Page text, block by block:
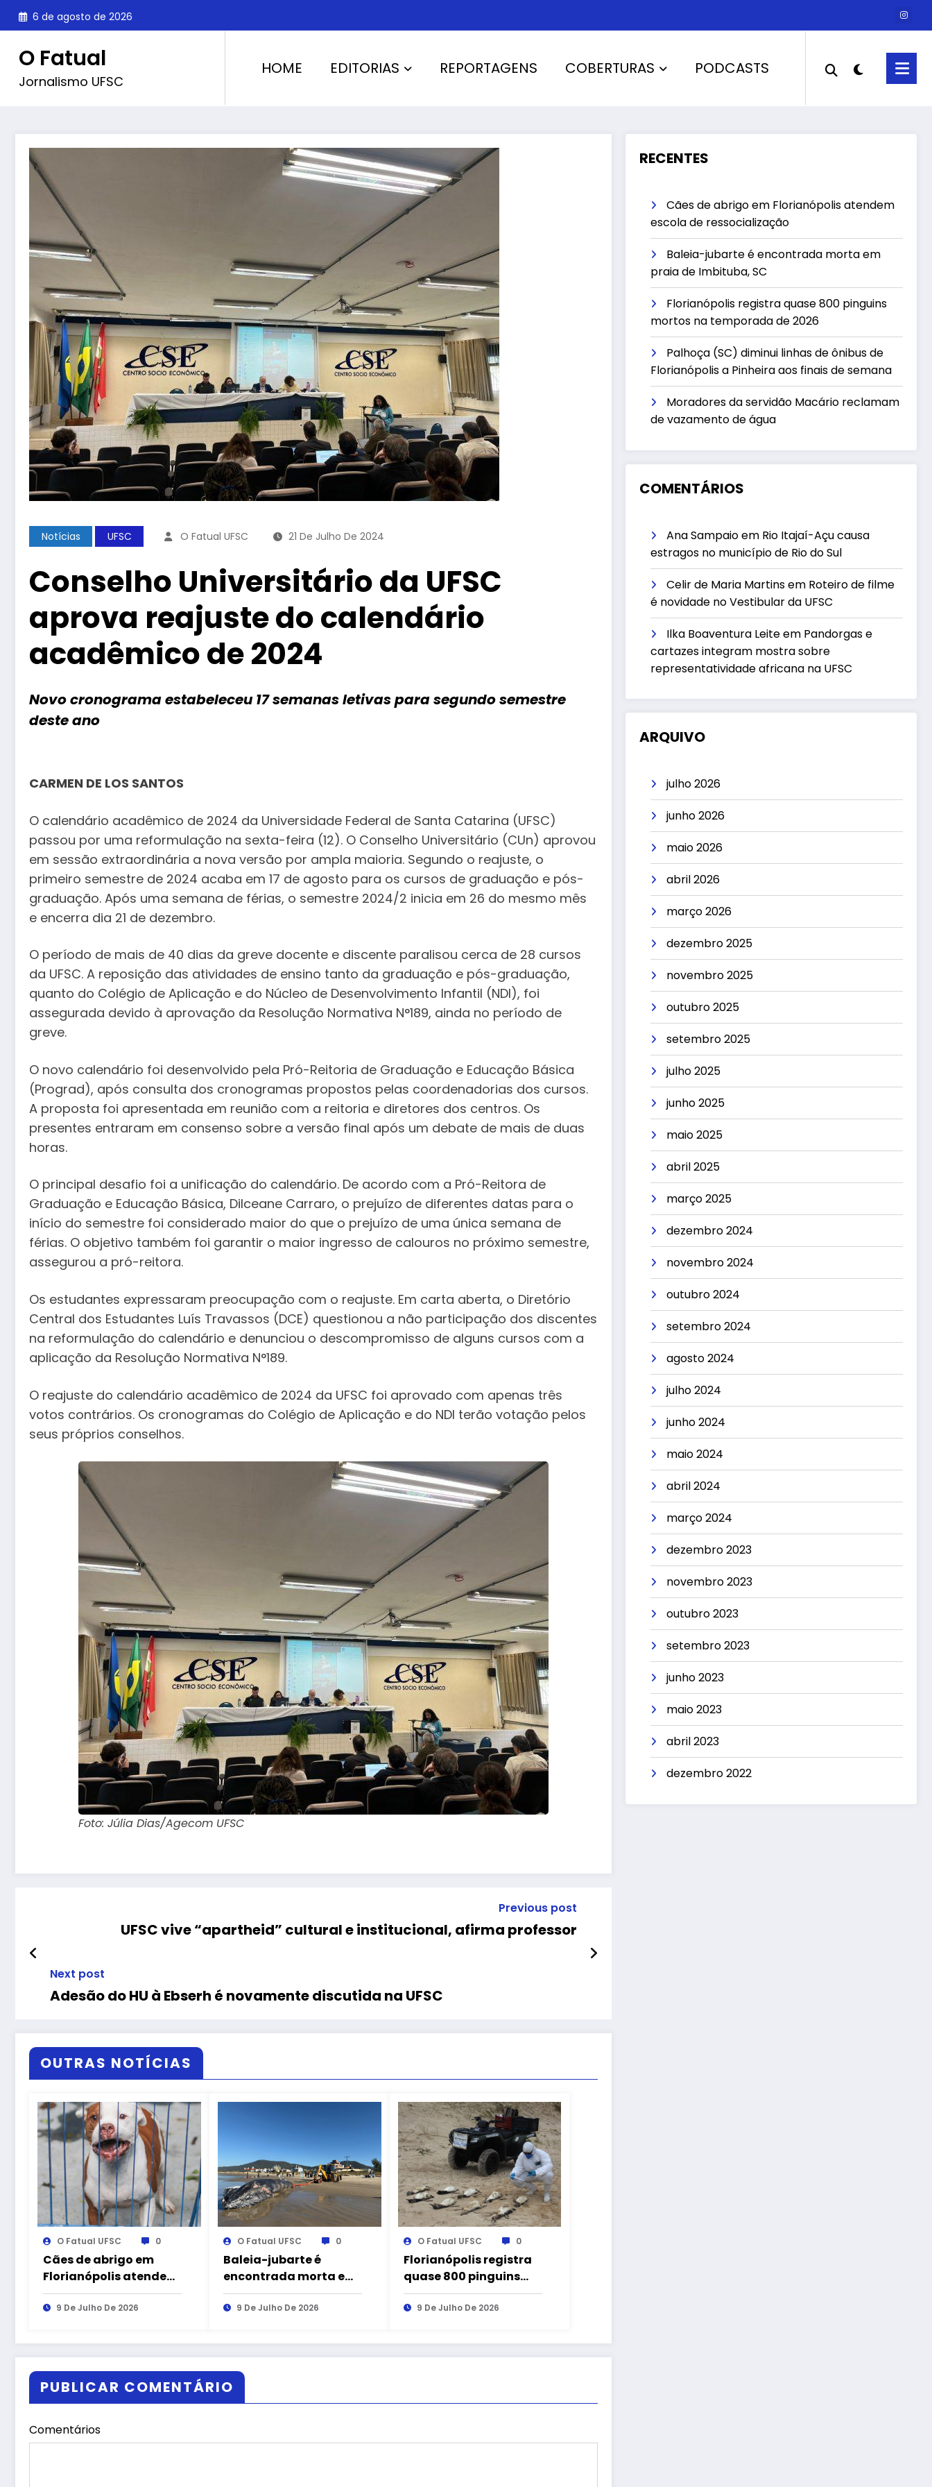
Pular
para
conteúdo
6 de agosto de 2026
O Fatual
Jornalismo UFSC
HOME EDITORIAS REPORTAGENS COBERTURAS PODCASTS
Notícias UFSC O Fatual UFSC 21 De Julho De 2024
Conselho Universitário da UFSC
aprova reajuste do calendário
acadêmico de 2024
Novo cronograma estabeleceu 17 semanas letivas para segundo semestre
deste ano
CARMEN DE LOS SANTOS
O calendário acadêmico de 2024 da Universidade Federal de Santa Catarina (UFSC)
passou por uma reformulação na sexta-feira (12). O Conselho Universitário (CUn) aprovou
em sessão extraordinária a nova versão por ampla maioria. Segundo o reajuste, o
primeiro semestre de 2024 acaba em 17 de agosto para os cursos de graduação e pós-
graduação. Após uma semana de férias, o semestre 2024/2 inicia em 26 do mesmo mês
e encerra dia 21 de dezembro.
O período de mais de 40 dias da greve docente e discente paralisou cerca de 28 cursos
da UFSC. A reposição das atividades de ensino tanto da graduação e pós-graduação,
quanto do Colégio de Aplicação e do Núcleo de Desenvolvimento Infantil (NDI), foi
assegurada devido à aprovação da Resolução Normativa N°189, ainda no período de
greve.
O novo calendário foi desenvolvido pela Pró-Reitoria de Graduação e Educação Básica
(Prograd), após consulta dos cronogramas propostos pelas coordenadorias dos cursos.
A proposta foi apresentada em reunião com a reitoria e diretores dos centros. Os
presentes entraram em consenso sobre a versão final após um debate de mais de duas
horas.
O principal desafio foi a unificação do calendário. De acordo com a Pró-Reitora de
Graduação e Educação Básica, Dilceane Carraro, o prejuízo de diferentes datas para o
início do semestre foi considerado maior do que o prejuízo de uma única semana de
férias. O objetivo também foi garantir o maior ingresso de calouros no próximo semestre,
assegurou a pró-reitora.
Os estudantes expressaram preocupação com o reajuste. Em carta aberta, o Diretório
Central dos Estudantes Luís Travassos (DCE) questionou a não participação dos discentes
na reformulação do calendário e denunciou o descompromisso de alguns cursos com a
aplicação da Resolução Normativa N°189.
O reajuste do calendário acadêmico de 2024 da UFSC foi aprovado com apenas três
votos contrários. Os cronogramas do Colégio de Aplicação e do NDI terão votação pelos
seus próprios conselhos.
Foto: Júlia Dias/Agecom UFSC
Previous post
UFSC vive “apartheid” cultural e institucional, afirma professor
Next post
Adesão do HU à Ebserh é novamente discutida na UFSC
OUTRAS NOTÍCIAS
O Fatual UFSC 0
Cães de abrigo em
Florianópolis atendem
escola de
ressocialização
9 De Julho De 2026
O Fatual UFSC 0
Baleia-jubarte é
encontrada morta em
praia de Imbituba, SC
9 De Julho De 2026
O Fatual UFSC 0
Florianópolis registra
quase 800 pinguins
mortos na temporada
de 2026
9 De Julho De 2026
PUBLICAR COMENTÁRIO
Comentários
RECENTES
Cães de abrigo em Florianópolis atendem
escola de ressocialização
Baleia-jubarte é encontrada morta em
praia de Imbituba, SC
Florianópolis registra quase 800 pinguins
mortos na temporada de 2026
Palhoça (SC) diminui linhas de ônibus de
Florianópolis a Pinheira aos finais de semana
Moradores da servidão Macário reclamam
de vazamento de água
COMENTÁRIOS
Ana Sampaioem Rio Itajaí-Açu causa
estragos no município de Rio do Sul
Celir de Maria Martinsem Roteiro de filme
é novidade no Vestibular da UFSC
Ilka Boaventura Leiteem Pandorgas e
cartazes integram mostra sobre
representatividade africana na UFSC
ARQUIVO
julho 2026
junho 2026
maio 2026
abril 2026
março 2026
dezembro 2025
novembro 2025
outubro 2025
setembro 2025
julho 2025
junho 2025
maio 2025
abril 2025
março 2025
dezembro 2024
novembro 2024
outubro 2024
setembro 2024
agosto 2024
julho 2024
junho 2024
maio 2024
abril 2024
março 2024
dezembro 2023
novembro 2023
outubro 2023
setembro 2023
junho 2023
maio 2023
abril 2023
dezembro 2022